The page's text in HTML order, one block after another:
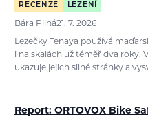
RECENZE LEZENÍ
Bára Pilná21. 7. 2026
Lezečky Tenaya používá
i na skalách už téměř dva roky.
ukazuje jejich silné stránky a
Report: ORTOVOX Bike